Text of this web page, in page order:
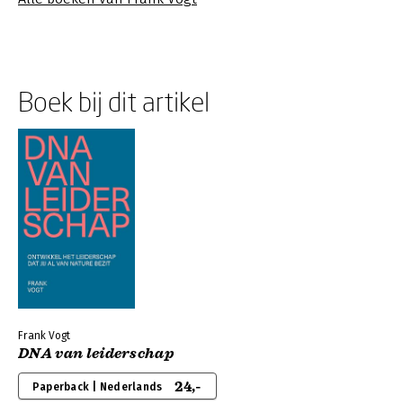
Boek bij dit artikel
Frank Vogt
DNA van leiderschap
Paperback | Nederlands 24,-